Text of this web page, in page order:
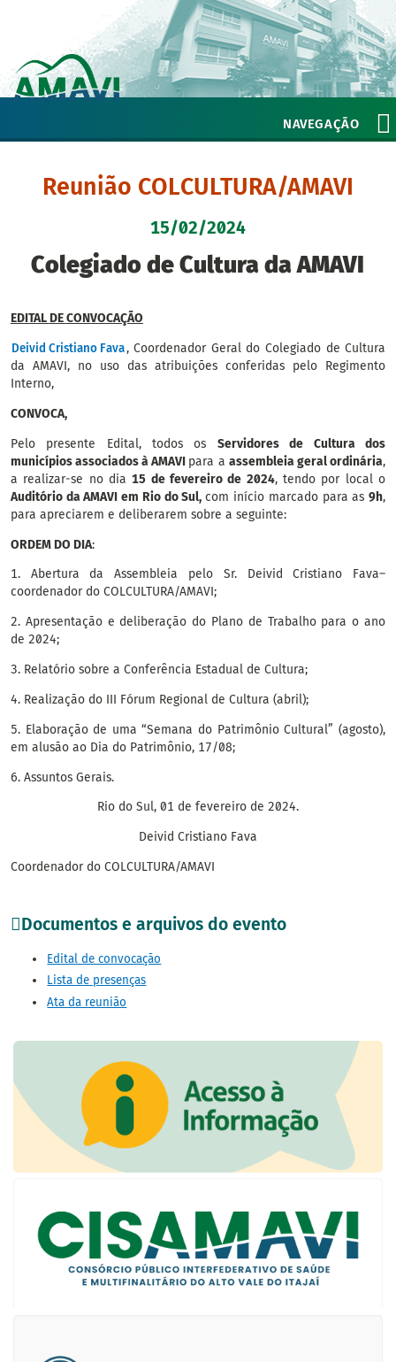
NAVEGAÇÃO
Reunião COLCULTURA/AMAVI
15/02/2024
Colegiado de Cultura da AMAVI
EDITAL DECONVOCAÇÃO
Deivid Cristiano Fava, Coordenador Geral do Colegiado de Cultura
da AMAVI, no uso das atribuições conferidas pelo Regimento
Interno,
CONVOCA,
Pelo presente Edital, todos os Servidores de Cultura dos
municípios associados à AMAVI para a assembleia geral ordinária,
a realizar-se no dia15 de fevereiro de 2024, tendo por local o
Auditório da AMAVI em Rio do Sul,com início marcado para as9h,
para apreciarem e deliberarem sobre a seguinte:
ORDEM DO DIA:
1. Abertura da Assembleia pelo Sr. Deivid Cristiano Fava–
coordenador do COLCULTURA/AMAVI;
2. Apresentação e deliberação do Plano de Trabalho para o ano
de 2024;
3. Relatório sobre a Conferência Estadual de Cultura;
4. Realização do III Fórum Regional de Cultura (abril);
5. Elaboração de uma “Semana do Patrimônio Cultural” (agosto),
em alusão ao Dia do Patrimônio, 17/08;
6. Assuntos Gerais.
Rio do Sul, 01 de fevereiro de 2024.
Deivid Cristiano Fava
Coordenador do COLCULTURA/AMAVI
Documentos e arquivos do evento
Edital de convocação
Lista de presenças
Ata da reunião